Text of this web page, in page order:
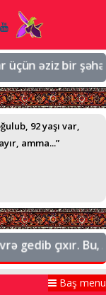
əziz bir
92 yaşı var,
amma...”
çıxır. Bu,
Baş menu